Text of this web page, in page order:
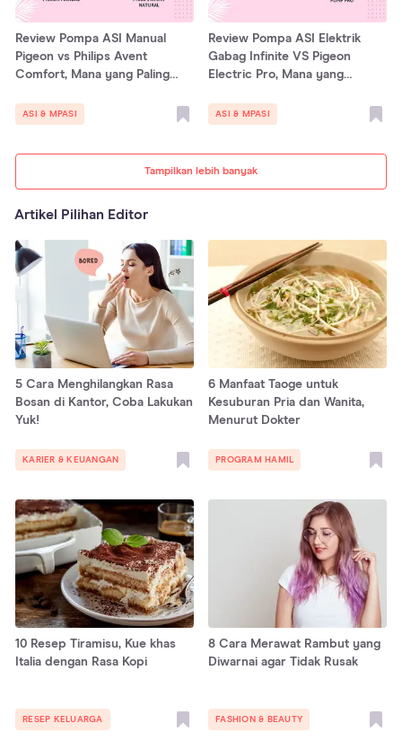
Tampilkan lebih banyak
Review Pompa ASI Manual
Pigeon vs Philips Avent
Comfort, Mana yang Paling
ASI & MPASI
Review Pompa ASI Elektrik
Gabag Infinite VS Pigeon
Electric Pro, Mana yang
ASI & MPASI
Artikel Pilihan Editor
5 Cara Menghilangkan Rasa
Bosan di Kantor, Coba Lakukan
Yuk!
KARIER & KEUANGAN
6 Manfaat Taoge untuk
Kesuburan Pria dan Wanita,
Menurut Dokter
PROGRAM HAMIL
10 Resep Tiramisu, Kue khas
Italia dengan Rasa Kopi
RESEP KELUARGA
8 Cara Merawat Rambut yang
Diwarnai agar Tidak Rusak
FASHION & BEAUTY